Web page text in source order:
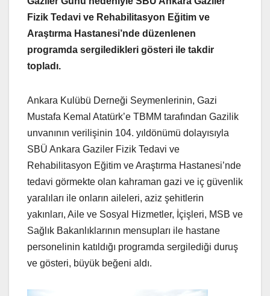
Fizik Tedavi ve Rehabilitasyon Eğitim ve
Araştırma Hastanesi’nde düzenlenen
programda sergiledikleri gösteri ile takdir
topladı.
Ankara Kulübü Derneği Seymenlerinin, Gazi
Mustafa Kemal Atatürk’e TBMM tarafından Gazilik
unvanının verilişinin 104. yıldönümü dolayısıyla
SBÜ Ankara Gaziler Fizik Tedavi ve
Rehabilitasyon Eğitim ve Araştırma Hastanesi’nde
tedavi görmekte olan kahraman gazi ve iç güvenlik
yaralıları ile onların aileleri, aziz şehitlerin
yakınları, Aile ve Sosyal Hizmetler, İçişleri, MSB ve
Sağlık Bakanlıklarının mensupları ile hastane
personelinin katıldığı programda sergilediği duruş
ve gösteri, büyük beğeni aldı.